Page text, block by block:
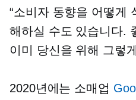
“소비자 동향을 어떻게
해하실 수도 있습니다.
이미 당신을 위해 그렇
2020년에는 소매업